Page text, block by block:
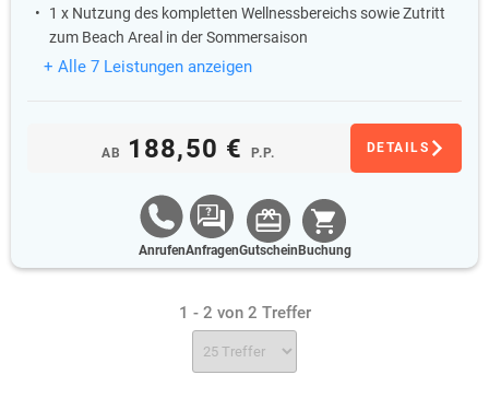
1 x Nutzung des kompletten Wellnessbereichs sowie Zutritt
zum Beach Areal in der Sommersaison
+ Alle 7 Leistungen anzeigen
AB 188,50 € P.P. DETAILS
AnrufenAnfragenGutschein Buchung
1 - 2 von 2 Treffer